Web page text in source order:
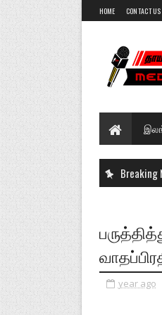
HOME CONTACT US
Breaking
year ago